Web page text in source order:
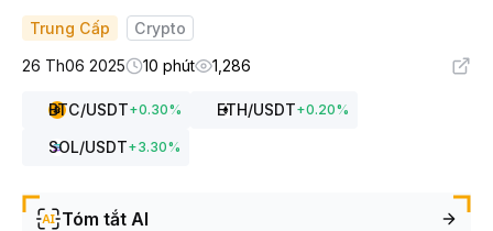
Trung Cấp
Crypto
26 Th06 2025
10 phút 1,286
BTC/USDT+0.30% ETH/USDT+0.20%
SOL/USDT+3.30%
Tóm tắt AI